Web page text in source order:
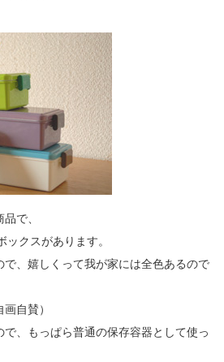
で、
ックスがあります。
、嬉しくって我が家には全色あるので
自賛）
、もっぱら普通の保存容器として使っ